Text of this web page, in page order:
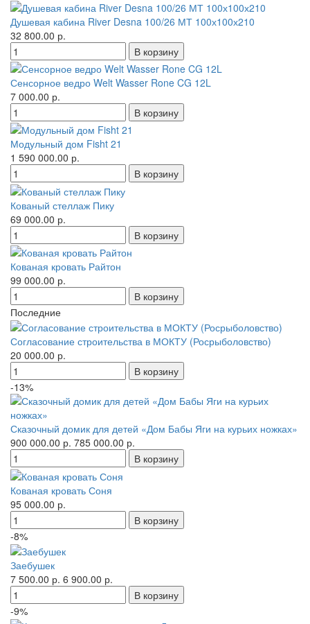
Душевая кабина River Desna 100/26 МТ 100х100х210
32 800.00 р.
Сенсорное ведро Welt Wasser Rone CG 12L
7 000.00 р.
Модульный дом Fisht 21
1 590 000.00 р.
Кованый стеллаж Пику
69 000.00 р.
Кованая кровать Райтон
99 000.00 р.
Последние
Согласование строительства в МОКТУ (Росрыболовство)
20 000.00 р.
-13%
Сказочный домик для детей «Дом Бабы Яги на курьих ножках»
900 000.00 р. 785 000.00 р.
Кованая кровать Соня
95 000.00 р.
-8%
Заебушек
7 500.00 р. 6 900.00 р.
-9%